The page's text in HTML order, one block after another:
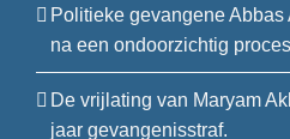
Politieke gevangene Abbas
na een ondoorzichtig proces
De vrijlating van Maryam
jaar gevangenisstraf.